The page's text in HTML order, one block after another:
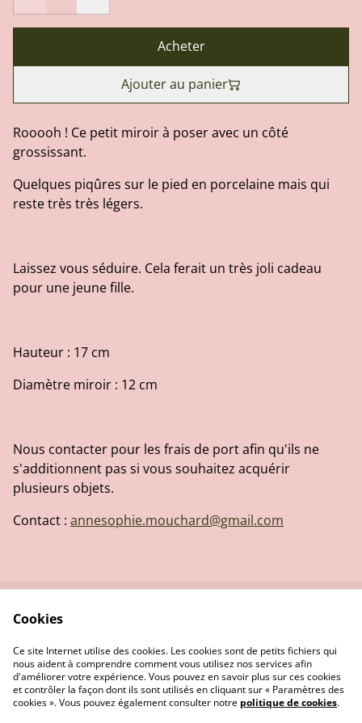
Acheter
Ajouter au panier
Rooooh ! Ce petit miroir à poser avec un côté
grossissant.
Quelques piqûres sur le pied en porcelaine mais qui
reste très très légers.
Laissez vous séduire. Cela ferait un très joli cadeau
pour une jeune fille.
Hauteur : 17 cm
Diamètre miroir : 12 cm
Nous contacter pour les frais de port afin qu'ils ne
s'additionnent pas si vous souhaitez acquérir
plusieurs objets.
Contact : annesophie.mouchard@gmail.com
Politique de
confidentialité
Politique de cookies
Cookies
Ce site Internet utilise des cookies. Les cookies sont de petits fichiers qui
nous aident à comprendre comment vous utilisez nos services afin
d'améliorer votre expérience. Vous pouvez en savoir plus sur ces cookies
et contrôler la façon dont ils sont utilisés en cliquant sur « Paramètres des
cookies ». Vous pouvez également consulter notre politique de cookies.